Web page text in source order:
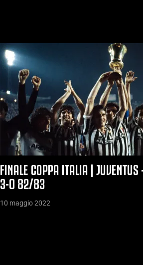
FINALE COPPA ITALIA | JUVENTUS
3-0 82/83
10 maggio 2022